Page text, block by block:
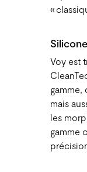
«
Voy est
gamme,
mais
les
gamme